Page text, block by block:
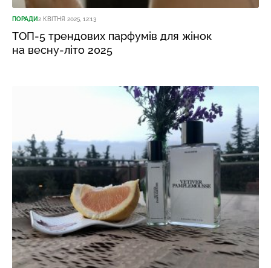
ПОРАДИ2 КВІТНЯ 2025, 12:13
ТОП-5 трендових парфумів для жінок
на весну-літо 2025